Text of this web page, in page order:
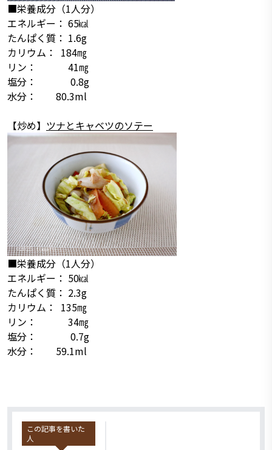
■栄養成分（1人分）
エネルギー： 65㎉
たんぱく質： 1.6g
カリウム： 184㎎
リン： 41㎎
塩分： 0.8g
水分： 80.3ml
【炒め】 ツナとキャベツのソテー
■栄養成分（1人分）
エネルギー： 50㎉
たんぱく質： 2.3g
カリウム： 135㎎
リン： 34㎎
塩分： 0.7g
水分： 59.1ml
この記事を書いた
人